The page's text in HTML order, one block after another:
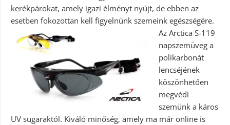
kerékpárokat, amely igazi élményt nyújt, de ebben az
esetben fokozottan kell figyelnünk szemeink egészségére.
Az Arctica S-119
napszemüveg a
polikarbonát
lencséjének
köszönhetően
megvédi
szemünk a káros
UV sugaraktól. Kiváló minőség, amely ma már online is